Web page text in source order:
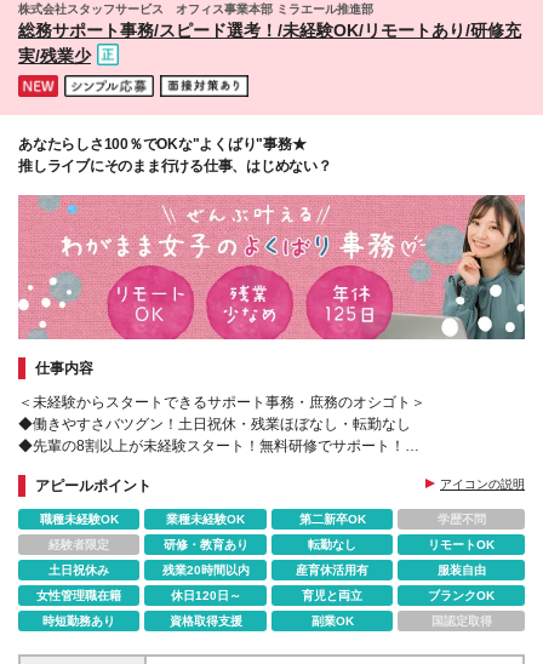
田・淀屋橋・本町・難波 など 兵庫県……神戸市メ
イン・三ノ宮 など 福岡県……博多・天神 など
株式会社スタッフサービス オフィス事業本部 ミラエール推進部
総務サポート事務/スピード選考！/未経験OK/リモートあり/研修充
実/残業少
あなたらしさ100％でOKな"よくばり"事務★
推しライブにそのまま行ける仕事、はじめない？
仕事内容
＜未経験からスタートできるサポート事務・庶務のオシゴト＞
◆働きやすさバツグン！土日祝休・残業ほぼなし・転勤なし
◆先輩の8割以上が未経験スタート！無料研修でサポート！
アピールポイント
アイコンの説明
職種未経験OK 業種未経験OK 第二新卒OK
学歴不問
経験者限定
研修・教育あり 転勤なし
リモートOK
土日祝休み
残業20時間以内 産育休活用有
服装自由
女性管理職在籍
休日120日～ 育児と両立
ブランクOK
時短勤務あり
資格取得支援 副業OK 国認定取得